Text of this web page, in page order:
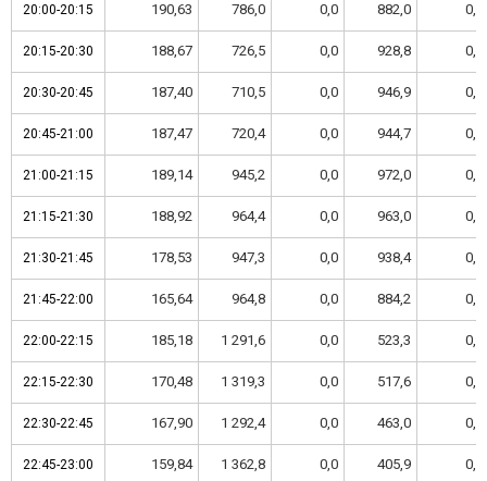
20:00-20:15 190,63 786,0 0,0 882,0 0,0
20:15-20:30 188,67 726,5 0,0 928,8 0,0
20:30-20:45 187,40 710,5 0,0 946,9 0,0
20:45-21:00 187,47 720,4 0,0 944,7 0,0
21:00-21:15 189,14 945,2 0,0 972,0 0,0
21:15-21:30 188,92 964,4 0,0 963,0 0,0
21:30-21:45 178,53 947,3 0,0 938,4 0,0
21:45-22:00 165,64 964,8 0,0 884,2 0,0
22:00-22:15 185,18 1 291,6 0,0 523,3 0,0
22:15-22:30 170,48 1 319,3 0,0 517,6 0,0
22:30-22:45 167,90 1 292,4 0,0 463,0 0,0
22:45-23:00 159,84 1 362,8 0,0 405,9 0,0
20:00-20:15
20:15-20:30
20:30-20:45
20:45-21:00
21:00-21:15
21:15-21:30
21:30-21:45
21:45-22:00
22:00-22:15
22:15-22:30
22:30-22:45
22:45-23:00